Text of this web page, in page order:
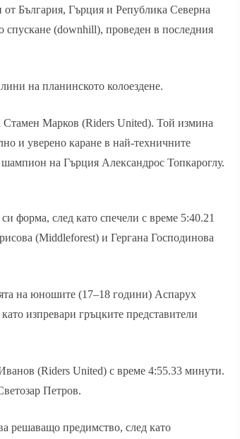
от България, Гърция и Република Северна
спускане (downhill), проведен в последния
на планинското колоездене.
Стамен Марков (Riders United). Той измина
и уверено каране в най-техничните
на Гърция Александрос Топкароглу.
форма, след като спечели с време 5:40.21
(Middleforest) и Гергана Господинова
на юношите (17–18 години) Аспарух
изпревари гръцките представители
(Riders United) с време 4:55.33 минути.
Петров.
решаващо предимство, след като